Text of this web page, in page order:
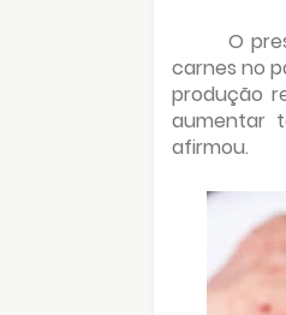
O
carnes no
produção
aumentar
afirmou.